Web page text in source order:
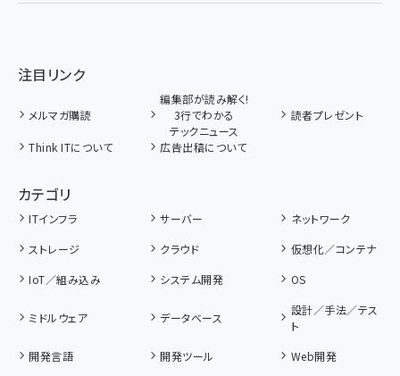
注目リンク
メルマガ購読
編集部が読み解く!
3行でわかる
テックニュース
読者プレゼント
Think ITについて 広告出稿について
カテゴリ
ITインフラ サーバー
ネットワーク
ストレージ
クラウド
仮想化／コンテナ
IoT／組み込み
システム開発 OS
ミドルウェア データベース
設計／手法／テス
ト
開発言語
開発ツール
Web開発